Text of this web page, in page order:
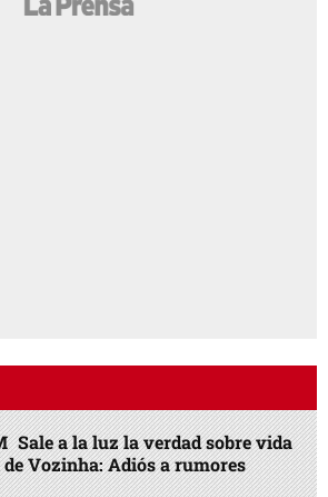
Sale a la luz la verdad sobre vida
Vozinha: Adiós a rumores